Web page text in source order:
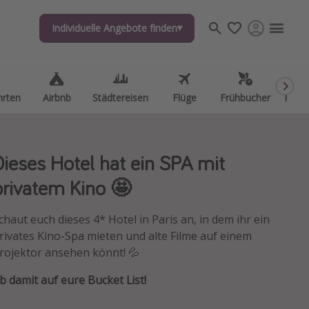
Individuelle Angebote finden
Airbnb Städtereisen Flüge Frühbucher
Individuelle Angebote finden
Airbnb Städtereisen Flüge Frühbucher
Hotel hat ein SPA mit
Kino 🤩
euch dieses 4* Hotel in Paris an, in dem ihr ein
Kino-Spa mieten und alte Filme auf einem
ansehen könnt! 💦
damit auf eure Bucket List!